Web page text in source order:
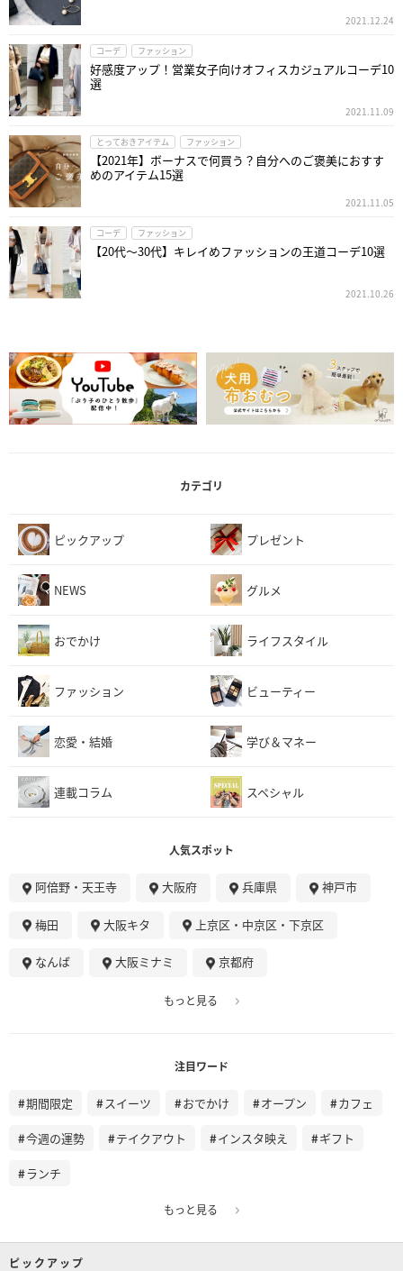
2021.12.24
コーデ ファッション
好感度アップ！営業女子向けオフィスカジュアルコーデ10
選
2021.11.09
とっておきアイテム ファッション
【2021年】ボーナスで何買う？自分へのご褒美におすす
めのアイテム15選
2021.11.05
コーデ ファッション
【20代～30代】キレイめファッションの王道コーデ10選
2021.10.26
カテゴリ
ピックアップ プレゼント
NEWS グルメ
おでかけ ライフスタイル
ファッション ビューティー
恋愛・結婚 学び＆マネー
連載コラム スペシャル
人気スポット
阿倍野・天王寺 大阪府 兵庫県 神戸市
梅田 大阪キタ 上京区・中京区・下京区
なんば 大阪ミナミ 京都府
もっと見る
注目ワード
期間限定 スイーツ おでかけ オープン カフェ
今週の運勢 テイクアウト インスタ映え ギフト
ランチ
もっと見る
ピックアップ